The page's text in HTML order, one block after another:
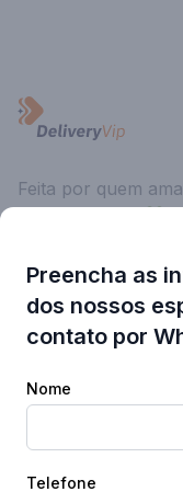
Feita por quem
delivery online 💚
DELIVERYVIP
Início
Seja Parceiro
Blog
Developer
FALE COM A GENTE
Preencha as
dos nossos
contato por
Nome
Telefone